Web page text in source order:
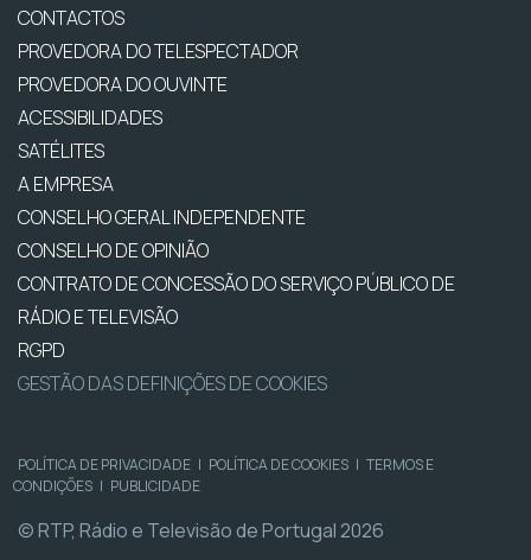
CONTACTOS
PROVEDORA DO TELESPECTADOR
PROVEDORA DO OUVINTE
ACESSIBILIDADES
SATÉLITES
A EMPRESA
CONSELHO GERAL INDEPENDENTE
CONSELHO DE OPINIÃO
CONTRATO DE CONCESSÃO DO SERVIÇO PÚBLICO DE
RÁDIO E TELEVISÃO
RGPD
GESTÃO DAS DEFINIÇÕES DE COOKIES
POLÍTICA DE PRIVACIDADE | POLÍTICA DE COOKIES | TERMOS E
CONDIÇÕES | PUBLICIDADE
© RTP, Rádio e Televisão de Portugal 2026